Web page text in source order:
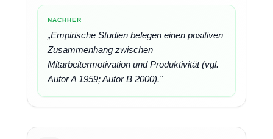
NACHHER
„Empirische Studien belegen einen positiven
Zusammenhang zwischen
Mitarbeitermotivation und Produktivität (vgl.
Autor A 1959; Autor B 2000)."